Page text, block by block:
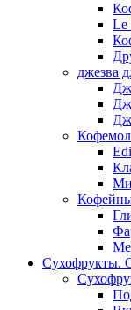
Le
джезва
Сухофрукты.